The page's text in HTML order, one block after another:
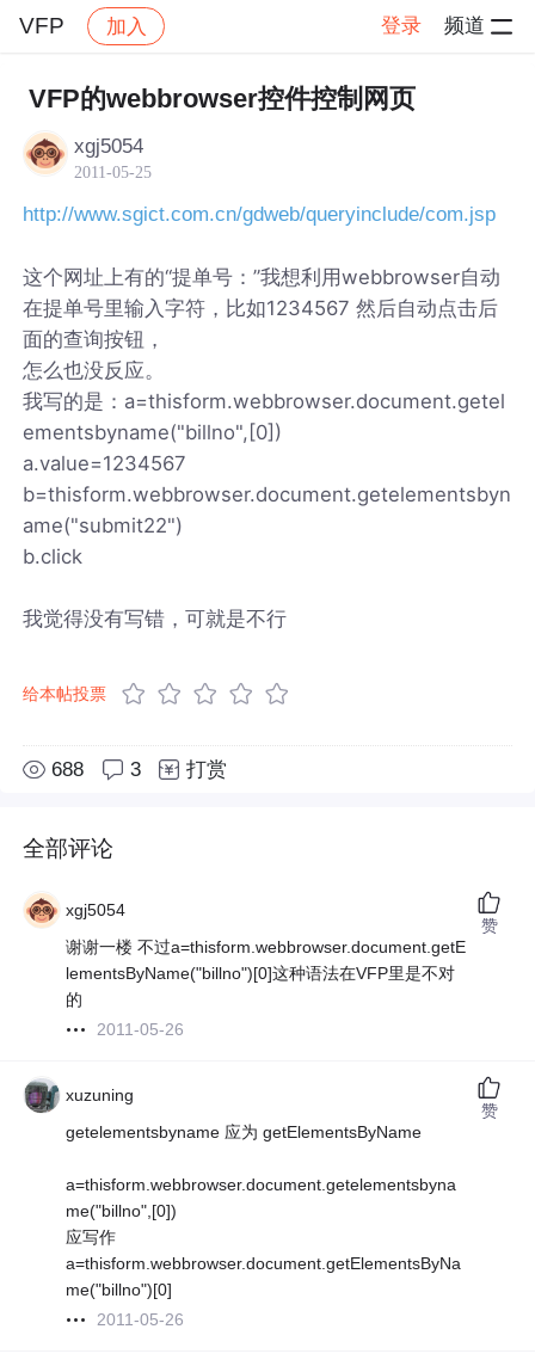
VFP 加入 登录 频道
社区 VFP
VFP的webbrowser控件控制网页
xgj5054
2011-05-25
http://www.sgict.com.cn/gdweb/queryinclude/com.jsp
这个网址上有的“提单号：”我想利用webbrowser自动
在提单号里输入字符，比如1234567 然后自动点击后
面的查询按钮，
怎么也没反应。
我写的是：a=thisform.webbrowser.document.getel
ementsbyname("billno",[0])
a.value=1234567
b=thisform.webbrowser.document.getelementsbyn
ame("submit22")
b.click
我觉得没有写错，可就是不行
给本帖投票
688 3 打赏
全部评论
xgj5054
谢谢一楼 不过a=thisform.webbrowser.document.getE
lementsByName("billno")[0]这种语法在VFP里是不对
的
2011-05-26
赞
xuzuning
getelementsbyname 应为 getElementsByName
a=thisform.webbrowser.document.getelementsbyna
me("billno",[0])
应写作
a=thisform.webbrowser.document.getElementsByNa
me("billno")[0]
2011-05-26
赞